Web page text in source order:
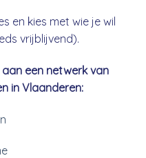
en kies met wie je wil
vrijblijvend).
een netwerk van
in Vlaanderen: